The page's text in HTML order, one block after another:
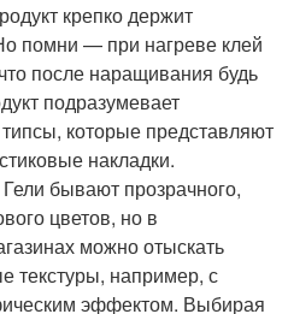
крепко держит
помни — при нагреве клей
после наращивания будь
подразумевает
которые представляют
накладки.
бывают прозрачного,
цветов, но в
можно отыскать
текстуры, например, с
эффектом. Выбирая